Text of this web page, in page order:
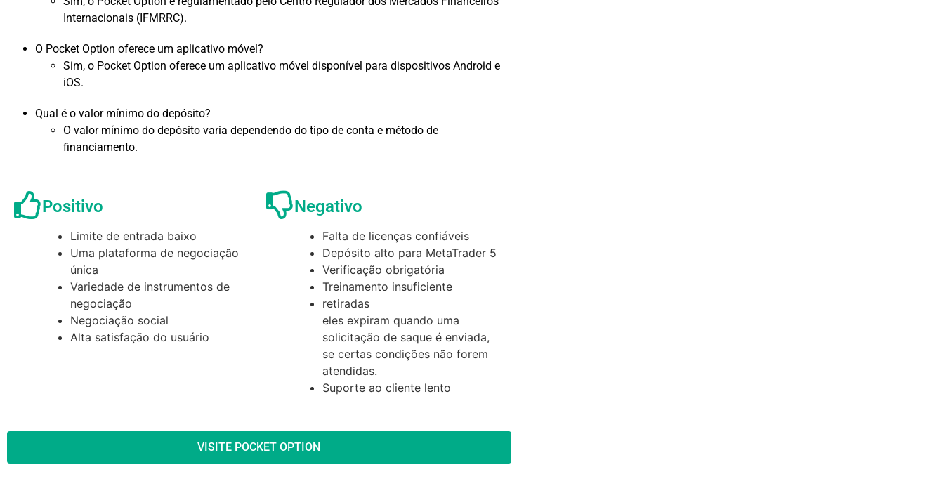
Internacionais (IFMRRC).
O Pocket Option oferece um aplicativo móvel?
Sim, o Pocket Option oferece um aplicativo móvel disponível para dispositivos Android e
iOS.
Qual é o valor mínimo do depósito?
O valor mínimo do depósito varia dependendo do tipo de conta e método de
financiamento.
Positivo
Limite de entrada baixo
Uma plataforma de negociação
única
Variedade de instrumentos de
negociação
Negociação social
Alta satisfação do usuário
Negativo
Falta de licenças confiáveis
Depósito alto para MetaTrader 5
Verificação obrigatória
Treinamento insuficiente
retiradas
eles expiram quando uma
solicitação de saque é enviada,
se certas condições não forem
atendidas.
Suporte ao cliente lento
VISITE POCKET OPTION